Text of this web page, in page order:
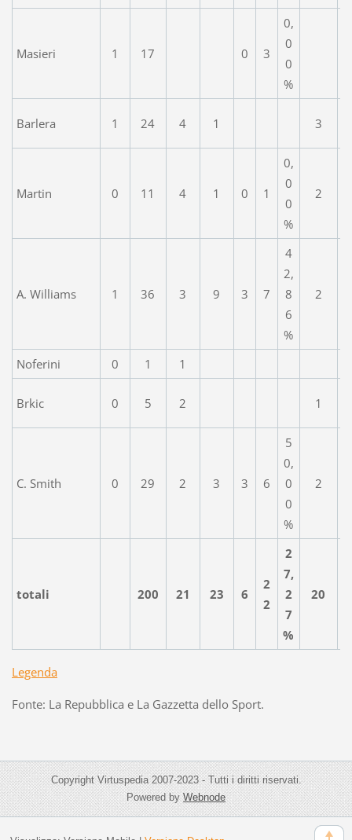
Masieri 1 17 0 3
0,
0
0
%
Barlera 1 24 4 1 3
Martin 0 11 4 1 0 1
0,
0
0
%
2
A. Williams 1 36 3 9 3 7
4
2,
8
6
%
2
Noferini 0 1 1
Brkic 0 5 2 1
C. Smith 0 29 2 3 3 6
5
0,
0
0
%
2
totali 200 21 23 6
2
2
2
7,
2
7
%
20
Legenda
Fonte: La Repubblica e La Gazzetta dello Sport.
Copyright Virtuspedia 2007-2023 - Tutti i diritti riservati.
Powered byWebnode